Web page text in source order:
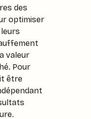
des
optimiser
valeur
Pour
être